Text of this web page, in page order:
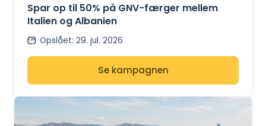
Spar op til 50% på GNV-færger mellem
Italien og Albanien
Opslået: 29. jul. 2026
Se kampagnen